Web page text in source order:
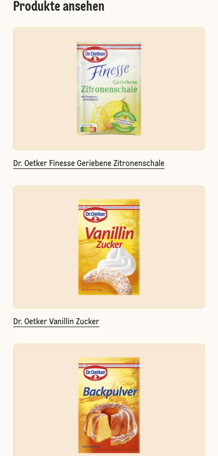
Produkte ansehen
Dr. Oetker Finesse Geriebene Zitronenschale
Dr. Oetker Vanillin Zucker